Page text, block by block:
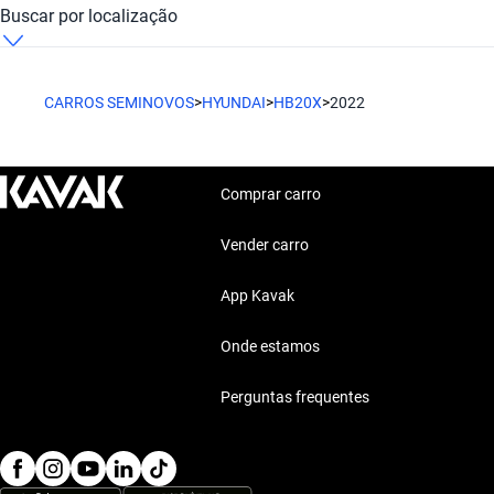
Hyundai HB20X 2022 Hatchback
Buscar por localização
CARROS SEMINOVOS>HYUNDAI>HB20X>2022
Comprar carro
Vender carro
App Kavak
Onde estamos
Perguntas frequentes